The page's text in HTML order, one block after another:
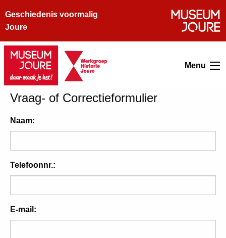
Geschiedenis voormalig
Joure
Menu
Vraag- of Correctieformulier
Naam:
Telefoonnr.:
E-mail: